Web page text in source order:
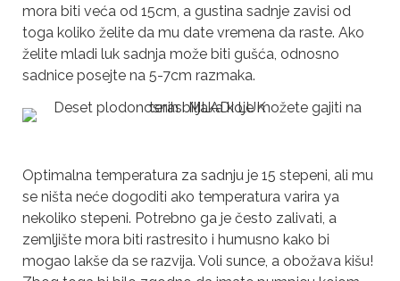
mora biti veća od 15cm, a gustina sadnje zavisi od
toga koliko želite da mu date vremena da raste. Ako
želite mladi luk sadnja može biti gušća, odnosno
sadnice posejte na 5-7cm razmaka.
Optimalna temperatura za sadnju je 15 stepeni, ali mu
se ništa neće dogoditi ako temperatura varira ya
nekoliko stepeni. Potrebno ga je često zalivati, a
zemljište mora biti rastresito i humusno kako bi
mogao lakše da se razvija. Voli sunce, a obožava kišu!